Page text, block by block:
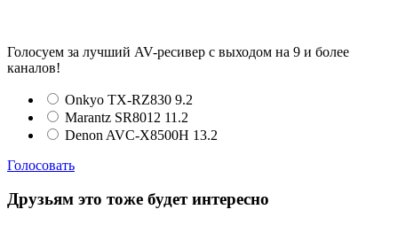
Голосуем за лучший AV-ресивер с выходом на 9 и более
каналов!
Onkyo TX-RZ830 9.2
Marantz SR8012 11.2
Denon AVC-X8500H 13.2
Голосовать
Друзьям это тоже будет интересно